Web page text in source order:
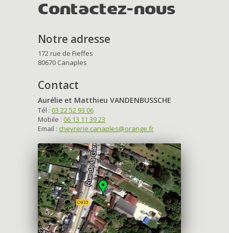
Contactez-nous
Notre adresse
172 rue de Fieffes
80670 Canaples
Contact
Aurélie et Matthieu VANDENBUSSCHE
Tél : 03 22 52 93 06
Mobile : 06 13 11 39 23
Email : chevrerie.canaples@orange.fr